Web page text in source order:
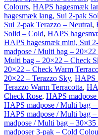
Colours, HAPS hagesmæk
hagesmæk lang, Sui 2-pak
Sui 2-pak Terazzo – Neutral,
Solid – Cold, HAPS
HAPS hagesmæk mini, Sui
madpose / Multi bag – 20×22
Multi bag – 20×22 – Check
20×22 – Check Warm
20×22 – Terazzo Sky, HAPS
Terazzo Warm Terracotta,
Check Rose, HAPS
HAPS madpose / Multi bag
HAPS madpose / Multi bag
madpose / Multi bag – 30×35
madposer 3-pak – Cold